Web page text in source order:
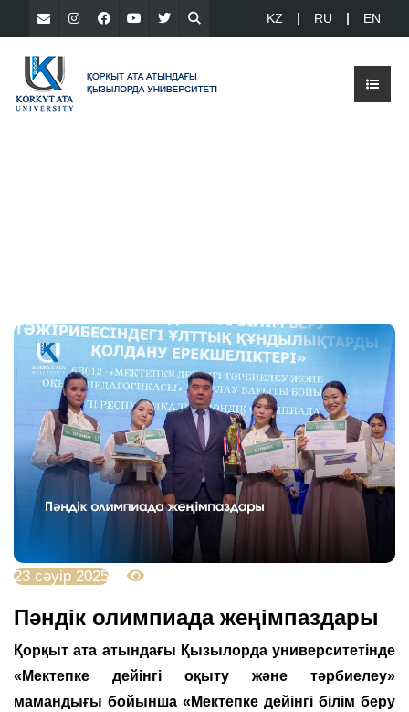
KZ RU EN
23 сәуір 2025
Пәндік олимпиада жеңімпаздары
Қорқыт ата атындағы Қызылорда университетінде
«Мектепке дейінгі оқыту және тәрбиелеу»
мамандығы бойынша «Мектепке дейінгі білім беру